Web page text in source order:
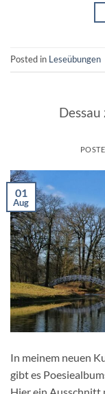
Posted in Leseübungen
01
Aug
In meinem neuen
gibt es
Hier ein Ausschnitt